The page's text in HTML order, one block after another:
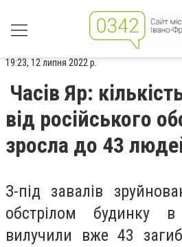
19:23, 12 липня 2022 р.
Часів Яр:
від російського
зросла до 43
З-під завалів
обстрілом будинку
вилучили вже 43